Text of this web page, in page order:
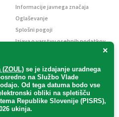
×
se je izdajanje uradnega
na Službo Vlade
. Od tega datuma bodo vse
obliki na spletišču
Republike Slovenije (PISRS),
ukinja.
Informacije javnega značaja
Oglaševanje
Splošni pogoji
Izjava o varstvu osebnih podatkov
pridržane.